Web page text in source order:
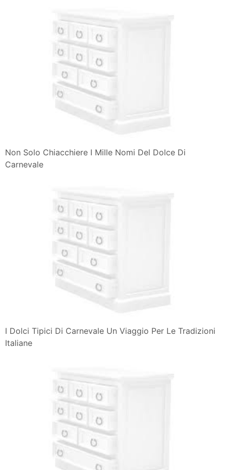
Non Solo Chiacchiere I Mille Nomi Del Dolce Di
Carnevale
I Dolci Tipici Di Carnevale Un Viaggio Per Le Tradizioni
Italiane